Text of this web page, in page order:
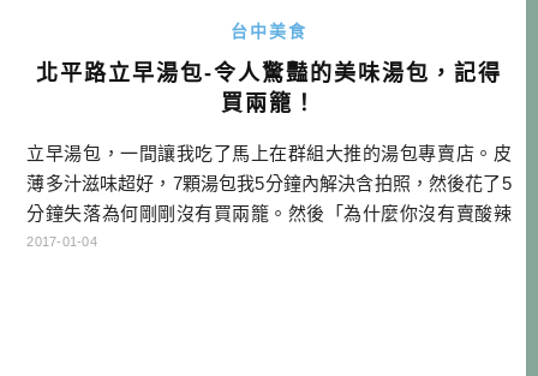
台中美食
北平路立早湯包-令人驚豔的美味湯包，記得
買兩籠！
立早湯包，一間讓我吃了馬上在群組大推的湯包專賣店。皮
薄多汁滋味超好，7顆湯包我5分鐘內解決含拍照，然後花了5
分鐘失落為何剛剛沒有買兩籠。然後「為什麼你沒有賣酸辣
湯？」，是跟我一樣的粉絲們心中共同的疑問！…
2017-01-04